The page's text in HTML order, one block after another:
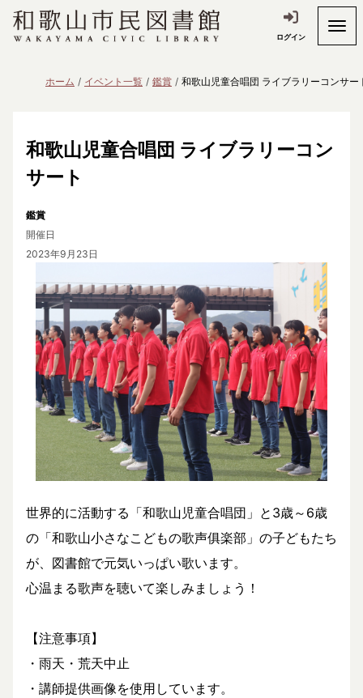
ログイン
ホーム イベント一覧 鑑賞 和歌山児童合唱団 ライブラリーコンサー
和歌山児童合唱団 ライブラリーコン
サート
鑑賞
開催日
2023年9月23日
世界的に活動する「和歌山児童合唱団」と3歳～6歳
の「和歌山小さなこどもの歌声俱楽部」の子どもたち
が、図書館で元気いっぱい歌います。
心温まる歌声を聴いて楽しみましょう！
【注意事項】
・雨天・荒天中止
・講師提供画像を使用しています。